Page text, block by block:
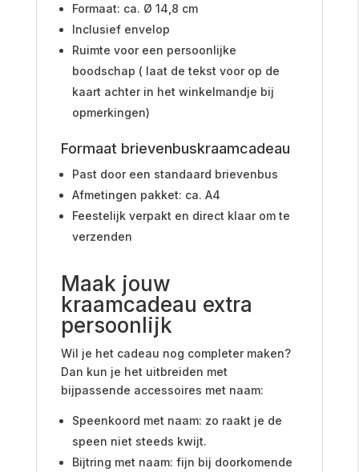
Formaat: ca. Ø 14,8 cm
Inclusief envelop
Ruimte voor een persoonlijke
boodschap ( laat de tekst voor op de
kaart achter in het winkelmandje bij
opmerkingen)
Formaat brievenbuskraamcadeau
Past door een standaard brievenbus
Afmetingen pakket: ca. A4
Feestelijk verpakt en direct klaar om te
verzenden
Maak jouw
kraamcadeau extra
persoonlijk
Wil je het cadeau nog completer maken?
Dan kun je het uitbreiden met
bijpassende accessoires met naam:
Speenkoord met naam: zo raakt je de
speen niet steeds kwijt.
Bijtring met naam: fijn bij doorkomende